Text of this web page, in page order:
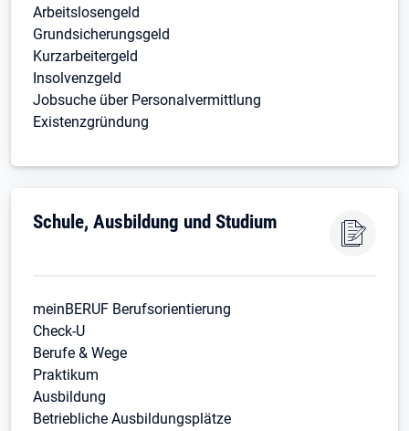
Arbeitslosengeld
Grundsicherungsgeld
Kurzarbeitergeld
Insolvenzgeld
Jobsuche über Personalvermittlung
Existenzgründung
Schule, Ausbildung und Studium
meinBERUF Berufsorientierung
Check-U
Berufe & Wege
Praktikum
Ausbildung
Betriebliche Ausbildungsplätze